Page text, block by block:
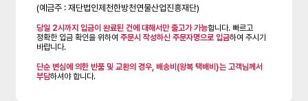
(예금주 : 재단법인제천한방천연물산업진흥재단)
당일 2시까지 입금이 완료된 건에 대해서만 출고가 가능합니다. 빠르고
정확한 입금 확인을 위하여주문시 작성하신 주문자명으로 입금하여 주시기
바랍니다.
단순 변심에 의한 반품 및 교환의 경우, 배송비(왕복 택배비)는 고객님께서
부담하셔야 합니다.